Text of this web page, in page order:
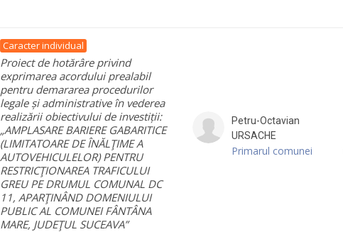
Caracter individual
Proiect de hotărâre privind
exprimarea acordului prealabil
pentru demararea procedurilor
legale și administrative în vederea
realizării obiectivului de investiții:
„AMPLASARE BARIERE GABARITICE
(LIMITATOARE DE ÎNĂLŢIME A
AUTOVEHICULELOR) PENTRU
RESTRICŢIONAREA TRAFICULUI
GREU PE DRUMUL COMUNAL DC
11, APARŢINÂND DOMENIULUI
PUBLIC AL COMUNEI FÂNTÂNA
MARE, JUDEŢUL SUCEAVA”
Petru-Octavian
URSACHE
Primarul comunei